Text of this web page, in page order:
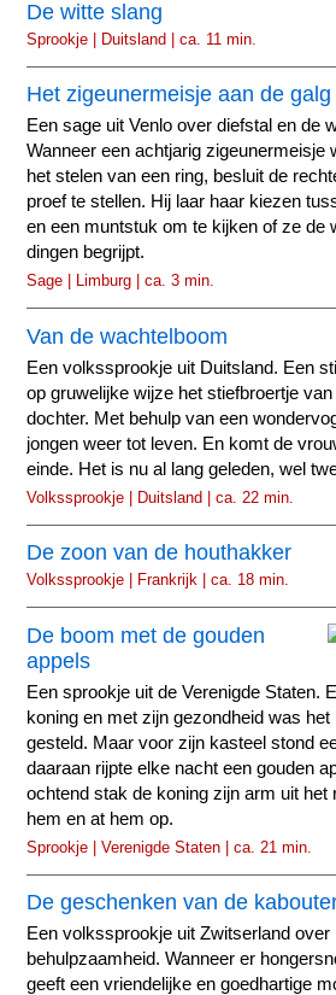
De witte slang
Sprookje | Duitsland | ca. 11 min.
Het zigeunermeisje aan de galg
Een sage uit Venlo over diefstal en de
Wanneer een achtjarig zigeunermeisje
het stelen van een ring, besluit de
proef te stellen. Hij laar haar kiezen
en een muntstuk om te kijken of ze de
dingen begrijpt.
Sage | Limburg | ca. 3 min.
Van de wachtelboom
Een volkssprookje uit Duitsland. Een
op gruwelijke wijze het stiefbroertje
dochter. Met behulp van een
jongen weer tot leven. En komt de
einde. Het is nu al lang geleden, wel
Volkssprookje | Duitsland | ca. 22 min.
De zoon van de houthakker
Volkssprookje | Frankrijk | ca. 18 min.
De boom met de gouden
appels
Een sprookje uit de Verenigde Staten.
koning en met zijn gezondheid was het
gesteld. Maar voor zijn kasteel stond
daaraan rijpte elke nacht een gouden
ochtend stak de koning zijn arm uit het
hem en at hem op.
Sprookje | Verenigde Staten | ca. 21 min.
De geschenken van de
Een volkssprookje uit Zwitserland over
behulpzaamheid. Wanneer er
geeft een vriendelijke en goedhartige